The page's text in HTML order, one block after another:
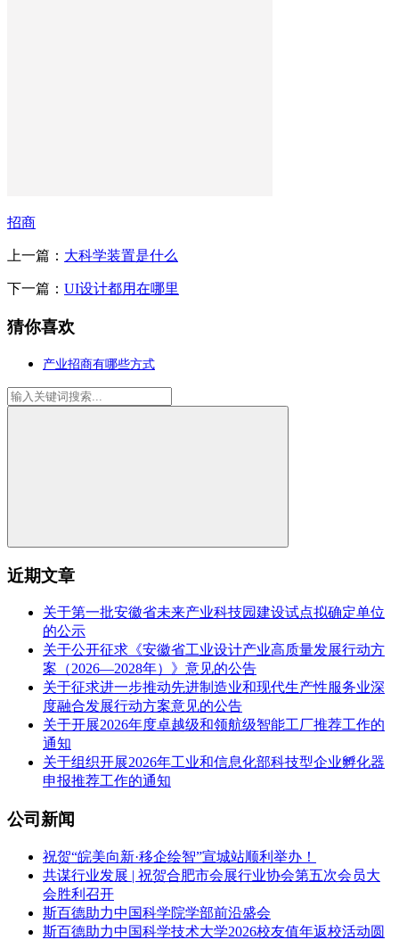
招商
上一篇： 大科学装置是什么
下一篇： UI设计都用在哪里
猜你喜欢
产业招商有哪些方式
近期文章
关于第一批安徽省未来产业科技园建设试点拟确定单位
的公示
关于公开征求《安徽省工业设计产业高质量发展行动方
案（2026—2028年）》意见的公告
关于征求进一步推动先进制造业和现代生产性服务业深
度融合发展行动方案意见的公告
关于开展2026年度卓越级和领航级智能工厂推荐工作的
通知
关于组织开展2026年工业和信息化部科技型企业孵化器
申报推荐工作的通知
公司新闻
祝贺“皖美向新·移企绘智”宣城站顺利举办！
共谋行业发展 | 祝贺合肥市会展行业协会第五次会员大
会胜利召开
斯百德助力中国科学院学部前沿盛会
斯百德助力中国科学技术大学2026校友值年返校活动圆